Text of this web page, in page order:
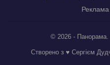
© 2026 - Панорама.
Створено з ♥ Сергієм